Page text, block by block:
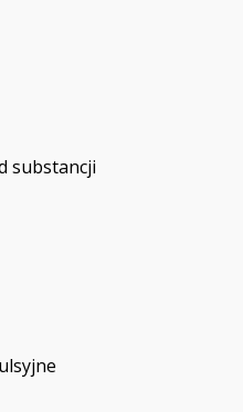
substancji